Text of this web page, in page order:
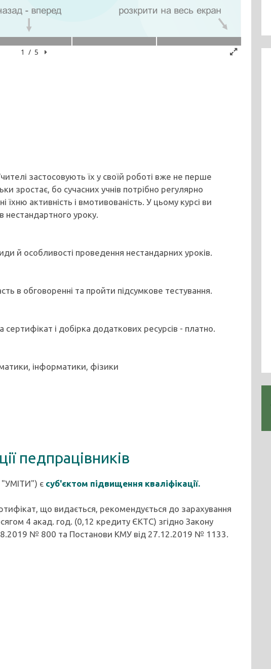
застосовують їх у своїй роботі вже не перше
зростає, бо сучасних учнів потрібно регулярно
активність і вмотивованість. У цьому курсі ви
нестандартного уроку.
й особливості проведення нестандарних уроків.
в обговоренні та пройти підсумкове тестування.
і добірка додаткових ресурсів - платно.
інформатики, фізики
педпрацівників
"УМІТИ") є суб'єктом підвищення кваліфікації.
що видається, рекомендується до зарахування
4 акад. год. (0,12 кредиту ЄКТС) згідно Закону
№ 800 та Постанови КМУ від 27.12.2019 № 1133.